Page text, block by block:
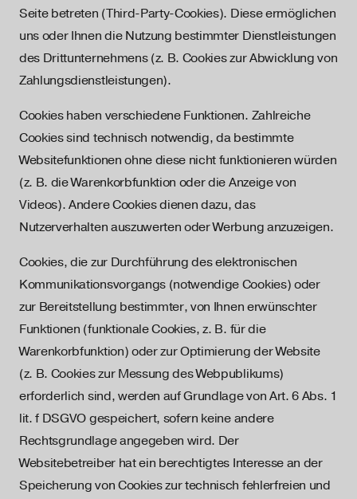
Seite betreten (Third-Party-Cookies). Diese ermöglichen
uns oder Ihnen die Nutzung bestimmter Dienstleistungen
des Drittunternehmens (z. B. Cookies zur Abwicklung von
Zahlungsdienstleistungen).
Cookies haben verschiedene Funktionen. Zahlreiche
Cookies sind technisch notwendig, da bestimmte
Websitefunktionen ohne diese nicht funktionieren würden
(z. B. die Warenkorbfunktion oder die Anzeige von
Videos). Andere Cookies dienen dazu, das
Nutzerverhalten auszuwerten oder Werbung anzuzeigen.
Cookies, die zur Durchführung des elektronischen
Kommunikationsvorgangs (notwendige Cookies) oder
zur Bereitstellung bestimmter, von Ihnen erwünschter
Funktionen (funktionale Cookies, z. B. für die
Warenkorbfunktion) oder zur Optimierung der Website
(z. B. Cookies zur Messung des Webpublikums)
erforderlich sind, werden auf Grundlage von Art. 6 Abs. 1
lit. f DSGVO gespeichert, sofern keine andere
Rechtsgrundlage angegeben wird. Der
Websitebetreiber hat ein berechtigtes Interesse an der
Speicherung von Cookies zur technisch fehlerfreien und